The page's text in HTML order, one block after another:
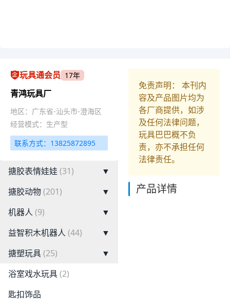
玩具通会员 17年
青鸿玩具厂
地区：广东省-汕头市-澄海区
经营模式：生产型
联系方式：13825872895
搪胶表情娃娃 (31)
▼
搪胶动物(201)
▼
机器人 (9)
▼
益智积木机器人 (44)
▼
搪塑玩具(25)
▼
浴室戏水玩具(2)
匙扣饰品
免责声明： 本刊内
容及产品图片均为
各厂商提供，如涉
及任何法律问题，
玩具巴巴概不负
责，亦不承担任何
法律责任。
产品详情